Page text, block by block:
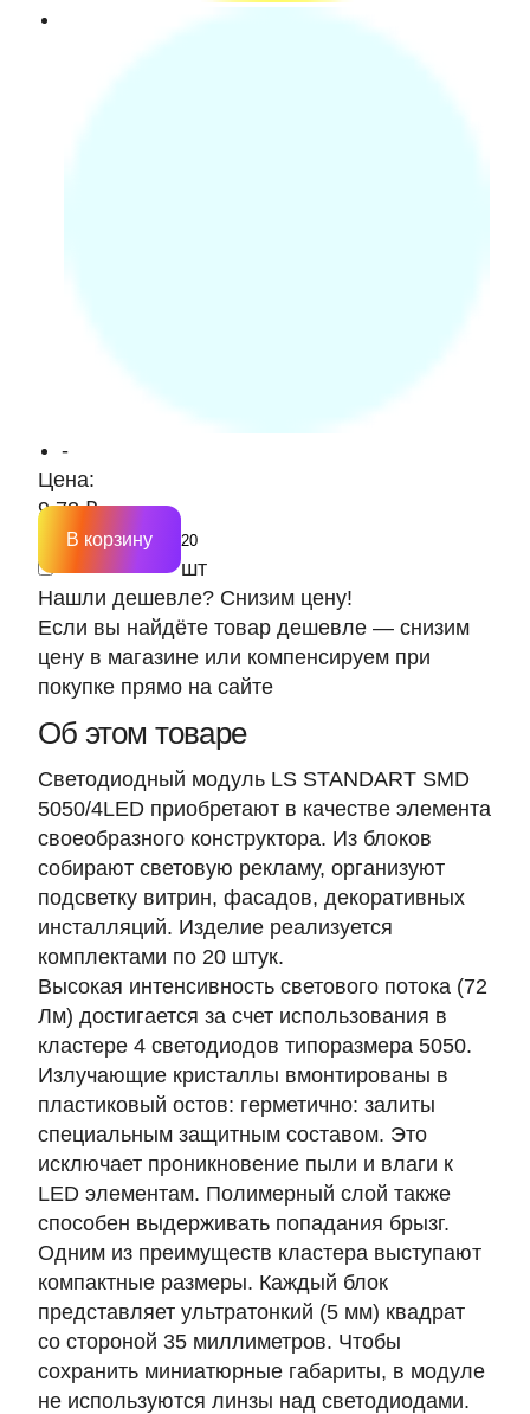
-
Цена:
9.73 ₽
шт
В корзину
Нашли дешевле? Снизим цену!
Если вы найдёте товар дешевле — снизим
цену в магазине или компенсируем при
покупке прямо на сайте
Об этом товаре
Светодиодный модуль LS STANDART SMD
5050/4LED приобретают в качестве элемента
своеобразного конструктора. Из блоков
собирают световую рекламу, организуют
подсветку витрин, фасадов, декоративных
инсталляций. Изделие реализуется
комплектами по 20 штук.
Высокая интенсивность светового потока (72
Лм) достигается за счет использования в
кластере 4 светодиодов типоразмера 5050.
Излучающие кристаллы вмонтированы в
пластиковый остов: герметично: залиты
специальным защитным составом. Это
исключает проникновение пыли и влаги к
LED элементам. Полимерный слой также
способен выдерживать попадания брызг.
Одним из преимуществ кластера выступают
компактные размеры. Каждый блок
представляет ультратонкий (5 мм) квадрат
со стороной 35 миллиметров. Чтобы
сохранить миниатюрные габариты, в модуле
не используются линзы над светодиодами.